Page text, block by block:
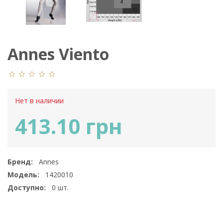
Annes Viento
Нет в наличии
413.10 грн
Бренд:
Annes
Модель:
1420010
Доступно:
0 шт.